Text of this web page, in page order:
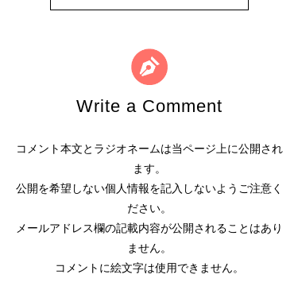
Write a Comment
コメント本文とラジオネームは当ページ上に公開され
ます。
公開を希望しない個人情報を記入しないようご注意く
ださい。
メールアドレス欄の記載内容が公開されることはあり
ません。
コメントに絵文字は使用できません。